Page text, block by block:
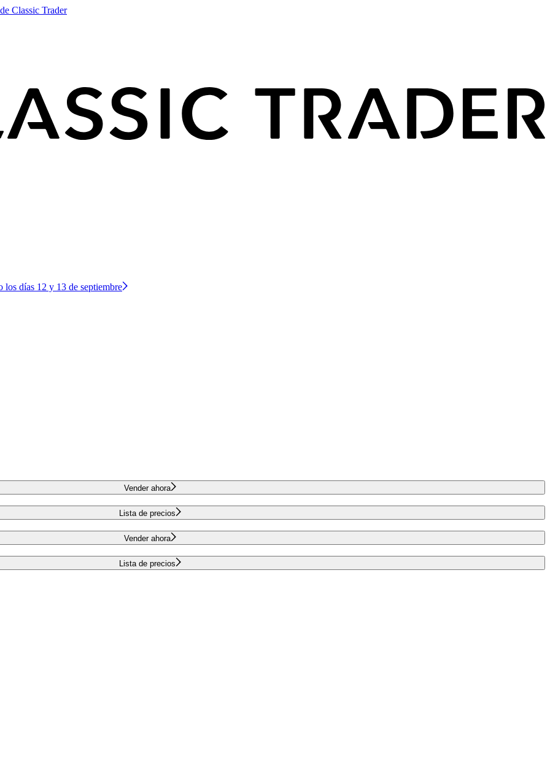
Classic Trader
los días 12 y 13 de septiembre
Vender ahora
Lista de precios
Vender ahora
Lista de precios